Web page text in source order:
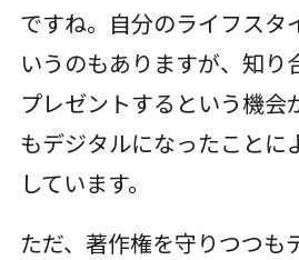
ですね。自分のライフスタ
いうのもありますが、知り
プレゼントするという機会
もデジタルになったことに
しています。
ただ、著作権を守りつつも